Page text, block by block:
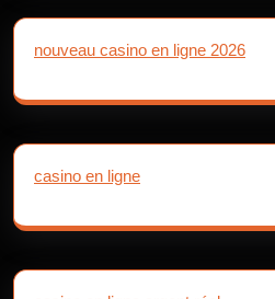
nouveau casino en ligne 2026
casino en ligne